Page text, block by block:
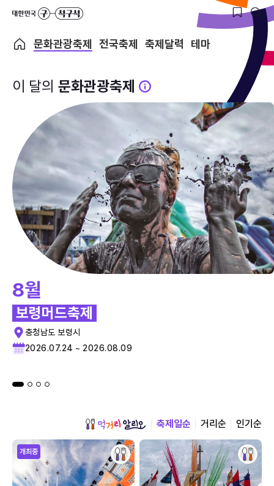
문화관광축제 전국축제 축제달력 테마
이 달의 문화관광축제
8월
보령머드축제
충청남도 보령시
2026.07.24 ~ 2026.08.09
축제일순 거리순 인기순
개최중